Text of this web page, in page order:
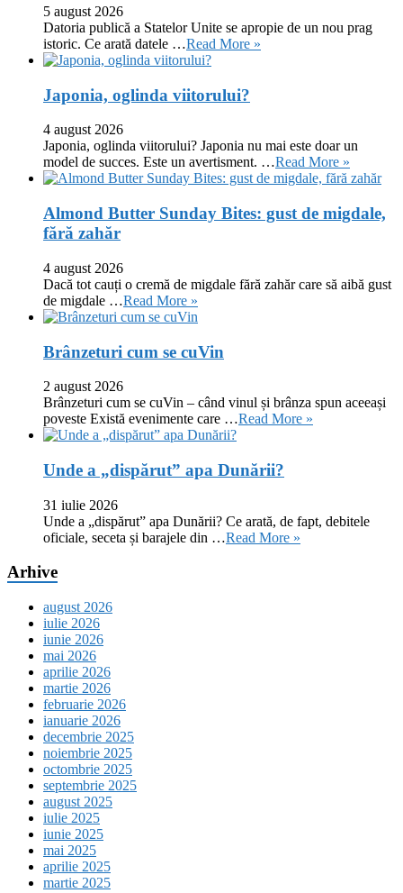
5 august 2026
Datoria publică a Statelor Unite se apropie de un nou prag
istoric. Ce arată datele …Read More »
Japonia, oglinda viitorului?
4 august 2026
Japonia, oglinda viitorului? Japonia nu mai este doar un
model de succes. Este un avertisment. …Read More »
Almond Butter Sunday Bites: gust de migdale,
fără zahăr
4 august 2026
Dacă tot cauți o cremă de migdale fără zahăr care să aibă gust
de migdale …Read More »
Brânzeturi cum se cuVin
2 august 2026
Brânzeturi cum se cuVin – când vinul și brânza spun aceeași
poveste Există evenimente care …Read More »
Unde a „dispărut” apa Dunării?
31 iulie 2026
Unde a „dispărut” apa Dunării? Ce arată, de fapt, debitele
oficiale, seceta și barajele din …Read More »
Arhive
august 2026
iulie 2026
iunie 2026
mai 2026
aprilie 2026
martie 2026
februarie 2026
ianuarie 2026
decembrie 2025
noiembrie 2025
octombrie 2025
septembrie 2025
august 2025
iulie 2025
iunie 2025
mai 2025
aprilie 2025
martie 2025